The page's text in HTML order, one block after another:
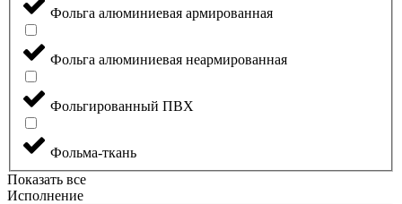
Фольга алюминиевая армированная
Фольга алюминиевая неармированная
Фольгированный ПВХ
Фольма-ткань
Показать все
Исполнение